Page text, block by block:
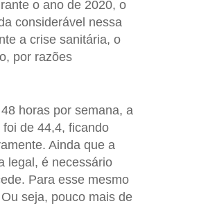
o ano de 2020, o
considerável nessa
a crise sanitária, o
por razões
horas por semana, a
de 44,4, ficando
Ainda que a
legal, é necessário
Para esse mesmo
seja, pouco mais de